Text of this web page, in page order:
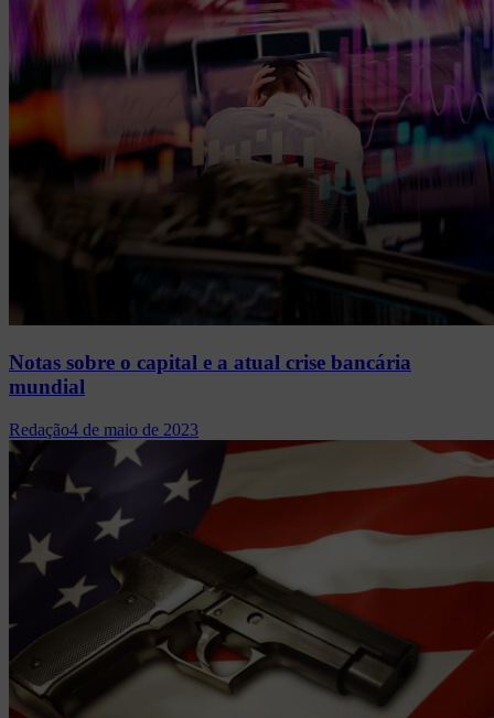
Notas sobre o capital e a atual crise bancária
mundial
Redação4 de maio de 2023